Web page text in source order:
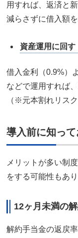
用すれば、返済と
減らさずに借入額
資産運用に回す
借入金利（0.9%）
などで運用すれば
（※元本割れリス
導入前に知っ
メリットが多い制
をする可能性もあり
12ヶ月未満の
解約手当金の返戻